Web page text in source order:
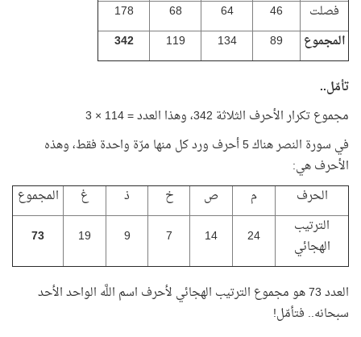
فصلت
46
64
68
178
المجموع
89
134
119
342
تأمّل..
مجموع تكرار الأحرف الثلاثة 342، وهذا العدد = 114 × 3
في سورة النصر هناك 5 أحرف ورد كل منها مرّة واحدة فقط، وهذه
الأحرف هي:
الحرف
م ص خ ذ غ
المجموع
الترتيب
الهجائي
24
14
7
9
19
73
العدد 73 هو مجموع الترتيب الهجائي لأحرف اسم اللَّه الواحد الأحد
سبحانه.. فتأمّل!